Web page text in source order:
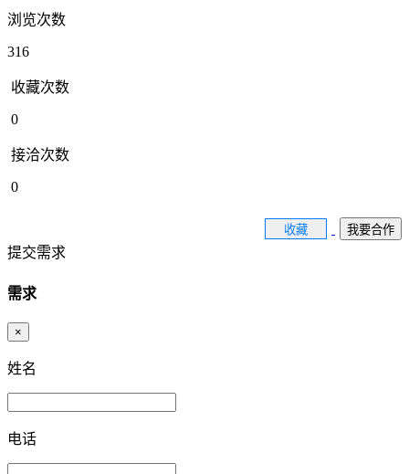
浏览次数
316
收藏次数
0
接洽次数
0
收藏 我要合作
提交需求
需求
×
姓名
电话